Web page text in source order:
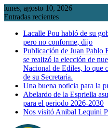
Saltar
al
lunes, agosto 10, 2026
Entradas recientes
Lacalle Pou habló de su
pero no conforme, dijo
Publicación de Juan Pablo
se realizó la elección de
Nacional de Ediles, lo que
de su Secretaría.
Una buena noticia para la
Abelardo de la Espriella
para el periodo 2026-2030
Nos visitó Anibal Lequini